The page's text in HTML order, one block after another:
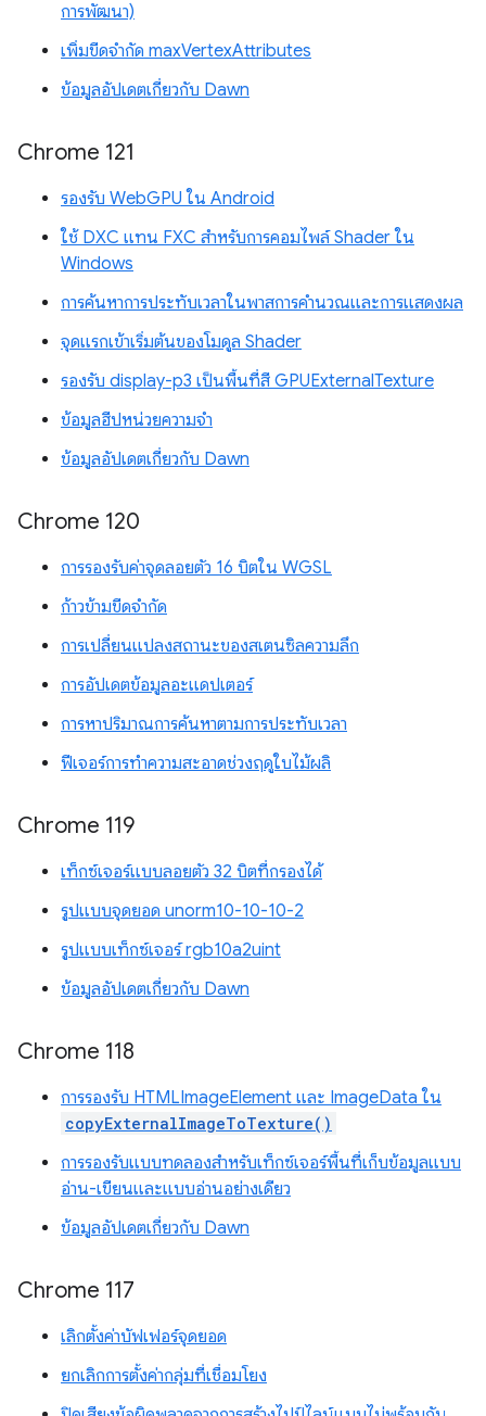
การพัฒนา)
เพิ่มขีดจำกัด maxVertexAttributes
ข้อมูลอัปเดตเกี่ยวกับ Dawn
Chrome 121
รองรับ WebGPU ใน Android
ใช้ DXC แทน FXC สำหรับการคอมไพล์ Shader ใน
Windows
การค้นหาการประทับเวลาในพาสการคำนวณและการแสดงผล
จุดแรกเข้าเริ่มต้นของโมดูล Shader
รองรับ display-p3 เป็นพื้นที่สี GPUExternalTexture
ข้อมูลฮีปหน่วยความจำ
ข้อมูลอัปเดตเกี่ยวกับ Dawn
Chrome 120
การรองรับค่าจุดลอยตัว 16 บิตใน WGSL
ก้าวข้ามขีดจำกัด
การเปลี่ยนแปลงสถานะของสเตนซิลความลึก
การอัปเดตข้อมูลอะแดปเตอร์
การหาปริมาณการค้นหาตามการประทับเวลา
ฟีเจอร์การทำความสะอาดช่วงฤดูใบไม้ผลิ
Chrome 119
เท็กซ์เจอร์แบบลอยตัว 32 บิตที่กรองได้
รูปแบบจุดยอด unorm10-10-10-2
รูปแบบเท็กซ์เจอร์ rgb10a2uint
ข้อมูลอัปเดตเกี่ยวกับ Dawn
Chrome 118
การรองรับ HTMLImageElement และ ImageData ใน
copyExternalImageToTexture()
การรองรับแบบทดลองสำหรับเท็กซ์เจอร์พื้นที่เก็บข้อมูลแบบ
อ่าน-เขียนและแบบอ่านอย่างเดียว
ข้อมูลอัปเดตเกี่ยวกับ Dawn
Chrome 117
เลิกตั้งค่าบัฟเฟอร์จุดยอด
ยกเลิกการตั้งค่ากลุ่มที่เชื่อมโยง